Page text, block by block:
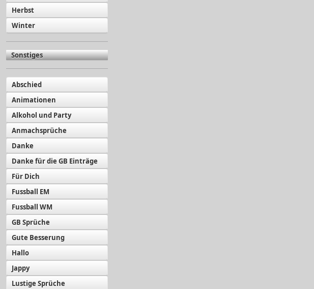
Herbst
Winter
Sonstiges
Abschied
Animationen
Alkohol und Party
Anmachsprüche
Danke
Danke für die GB Einträge
Für Dich
Fussball EM
Fussball WM
GB Sprüche
Gute Besserung
Hallo
Jappy
Lustige Sprüche